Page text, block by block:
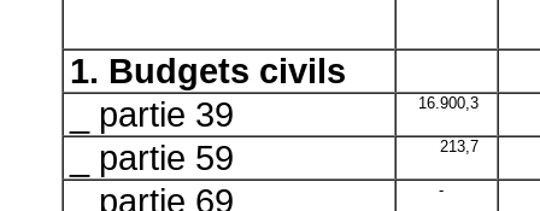
1. Budgets civils
partie 39 16.900,3
partie 59 213,7
partie 69 -